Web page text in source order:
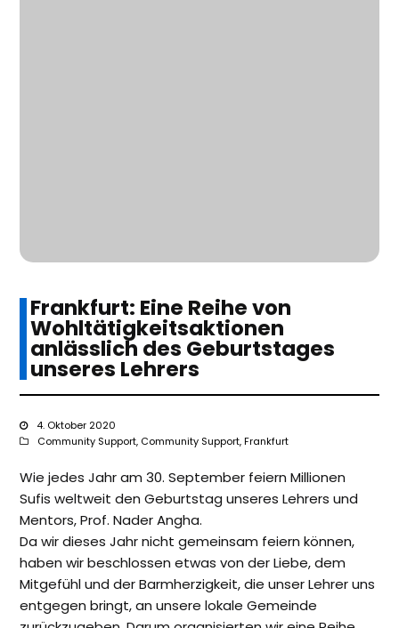
Frankfurt: Eine Reihe von
Wohltätigkeitsaktionen
anlässlich des Geburtstages
unseres Lehrers
4. Oktober 2020
Community Support, Community Support,Frankfurt
Wie jedes Jahr am 30. September feiern Millionen
Sufis weltweit den Geburtstag unseres Lehrers und
Mentors, Prof. Nader Angha.
Da wir dieses Jahr nicht gemeinsam feiern können,
haben wir beschlossen etwas von der Liebe, dem
Mitgefühl und der Barmherzigkeit, die unser Lehrer uns
entgegen bringt, an unsere lokale Gemeinde